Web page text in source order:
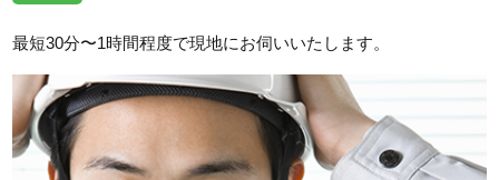
最短30分〜1時間程度で現地にお伺いいたします。